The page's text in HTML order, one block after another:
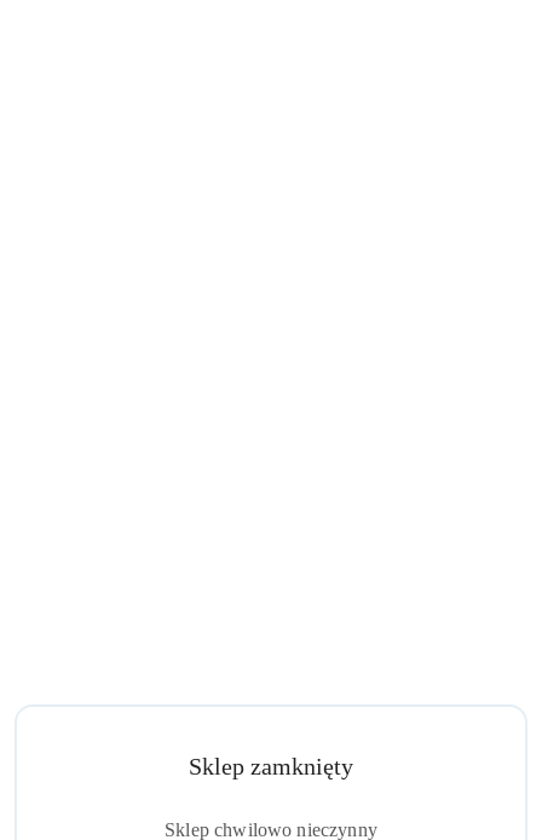
Sklep zamknięty
Sklep chwilowo nieczynny